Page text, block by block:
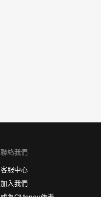
聯絡我們
客服中心
加入我們